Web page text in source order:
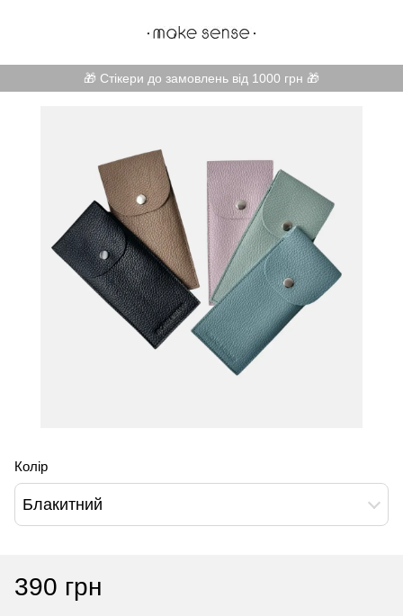
🎁 Стікери до замовлень від 1000 грн 🎁
Колір
Блакитний
390 грн